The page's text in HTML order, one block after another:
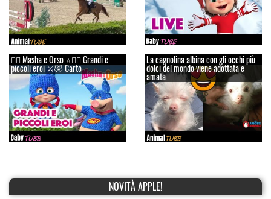
👱‍♀️ Masha e Orso ⭐🦸‍♀️ Grandi e
piccoli eroi ⚔️🤣 Carto
La cagnolina albina con gli occhi più
dolci del mondo viene adottata e
amata
NOVITÀ APPLE!